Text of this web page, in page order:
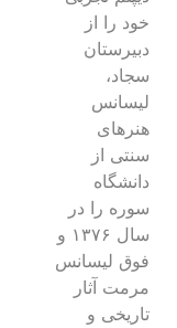
خود را از
دبیرستان
سجاد،
لیسانس
هنرهای
سنتی از
دانشگاه
سوره را در
سال ۱۳۷۶ و
فوق لیسانس
مرمت آثار
تاریخی و